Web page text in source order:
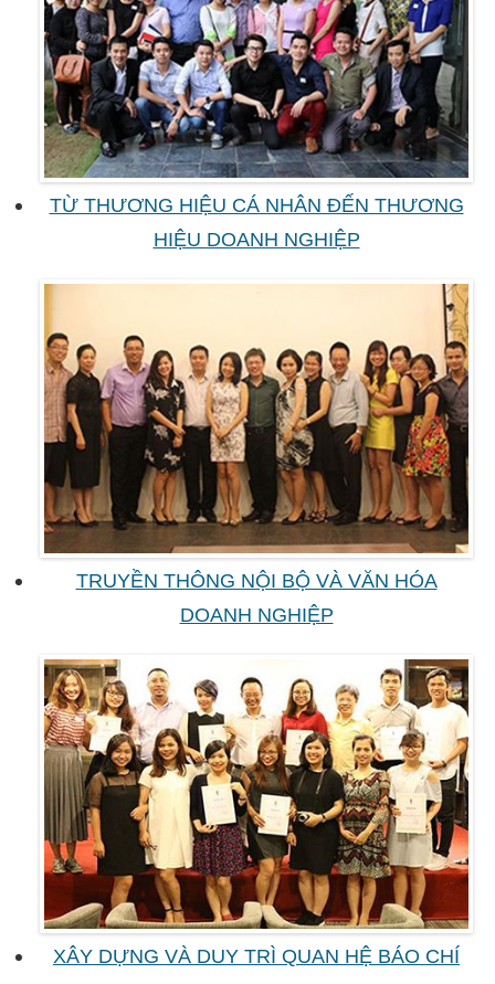
TỪ THƯƠNG HIỆU CÁ NHÂN ĐẾN THƯƠNG
HIỆU DOANH NGHIỆP
TRUYỀN THÔNG NỘI BỘ VÀ VĂN HÓA
DOANH NGHIỆP
XÂY DỰNG VÀ DUY TRÌ QUAN HỆ BÁO CHÍ